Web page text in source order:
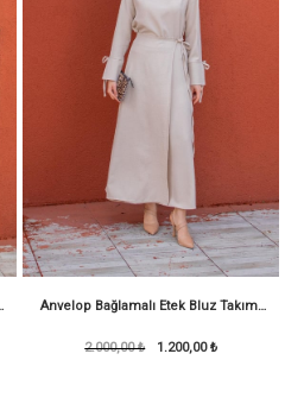
Anvelop Bağlamalı Etek Bluz Takım-
Bej1.200,00 ₺
2.000,00 ₺